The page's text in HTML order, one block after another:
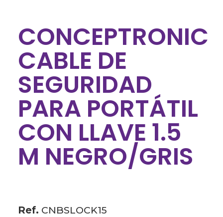
CONCEPTRONIC
CABLE DE
SEGURIDAD
PARA PORTÁTIL
CON LLAVE 1.5
M NEGRO/GRIS
Ref. CNBSLOCK15